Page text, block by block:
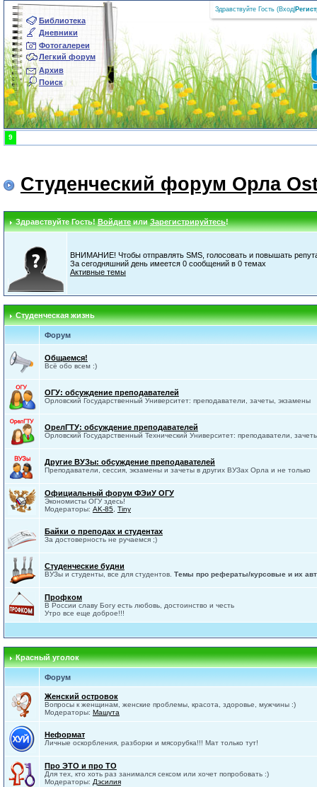
Библиотека
Дневники
Фотогалереи
Легкий форум
Архив
Поиск
Здравствуйте Гость (Вход
9
Студенческий форум Орла
Здравствуйте Гость!ВойдитеилиЗарегистрируйтесь!
ВНИМАНИЕ! Чтобы отправлять SMS, голосовать и повышать
За сегодняшний день имеется 0 сообщений в 0 темах
Активные темы
Студенческая жизнь
Форум
Общаемся!
Всё обо всем :)
ОГУ: обсуждение преподавателей
Орловский Государственный Университет: преподаватели, зачеты, экзамены
ОрелГТУ: обсуждение преподавателей
Орловский Государственный Технический Университет: преподаватели,
Другие ВУЗы: обсуждение преподавателей
Преподаватели, сессия, экзамены и зачеты в других ВУЗах Орла и не только
Официальный форум ФЭиУ ОГУ
Экономисты ОГУ здесь!
Модераторы: AK-85, Tiny
Байки о преподах и студентах
За достоверность не ручаемся ;)
Студенческие будни
ВУЗы и студенты, все для студентов. Темы про рефераты/курсовые и их
Профком
В России славу Богу есть любовь, достоинство и честь
Утро все еще доброе!!!
Красный уголок
Форум
Женский островок
Вопросы к женщинам, женские проблемы, красота, здоровье, мужчины :)
Модераторы: Машута
Неформат
Личные оскорбления, разборки и мясорубка!!! Мат только тут!
Про ЭТО и про ТО
Для тех, кто хоть раз занимался сексом или хочет попробовать :)
Модераторы: Дэсилия